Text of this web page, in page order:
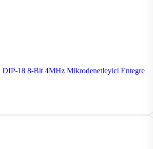
DIP-18 8-Bit 4MHz Mikrodenetleyici Entegre